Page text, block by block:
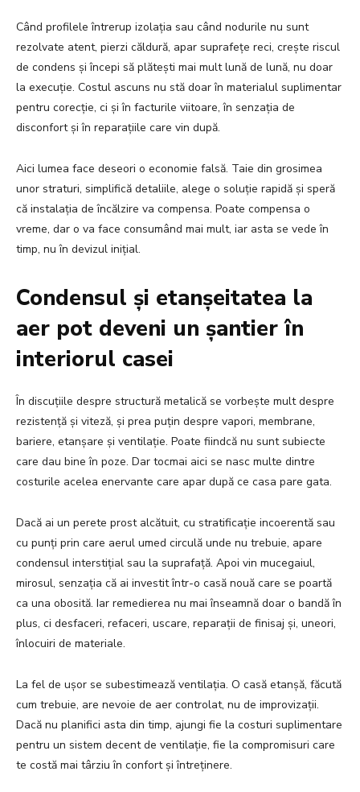
Când profilele întrerup izolația sau când nodurile nu sunt
rezolvate atent, pierzi căldură, apar suprafețe reci, crește riscul
de condens și începi să plătești mai mult lună de lună, nu doar
la execuție. Costul ascuns nu stă doar în materialul suplimentar
pentru corecție, ci și în facturile viitoare, în senzația de
disconfort și în reparațiile care vin după.
Aici lumea face deseori o economie falsă. Taie din grosimea
unor straturi, simplifică detaliile, alege o soluție rapidă și speră
că instalația de încălzire va compensa. Poate compensa o
vreme, dar o va face consumând mai mult, iar asta se vede în
timp, nu în devizul inițial.
Condensul și etanșeitatea la
aer pot deveni un șantier în
interiorul casei
În discuțiile despre structură metalică se vorbește mult despre
rezistență și viteză, și prea puțin despre vapori, membrane,
bariere, etanșare și ventilație. Poate fiindcă nu sunt subiecte
care dau bine în poze. Dar tocmai aici se nasc multe dintre
costurile acelea enervante care apar după ce casa pare gata.
Dacă ai un perete prost alcătuit, cu stratificație incoerentă sau
cu punți prin care aerul umed circulă unde nu trebuie, apare
condensul interstițial sau la suprafață. Apoi vin mucegaiul,
mirosul, senzația că ai investit într-o casă nouă care se poartă
ca una obosită. Iar remedierea nu mai înseamnă doar o bandă în
plus, ci desfaceri, refaceri, uscare, reparații de finisaj și, uneori,
înlocuiri de materiale.
La fel de ușor se subestimează ventilația. O casă etanșă, făcută
cum trebuie, are nevoie de aer controlat, nu de improvizații.
Dacă nu planifici asta din timp, ajungi fie la costuri suplimentare
pentru un sistem decent de ventilație, fie la compromisuri care
te costă mai târziu în confort și întreținere.